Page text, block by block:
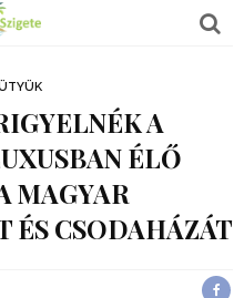
A
ÉLŐ
MAGYAR
ÉS CSODAHÁZÁT